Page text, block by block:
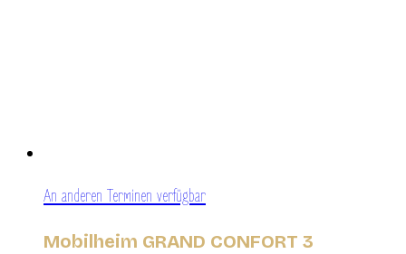
An anderen Terminen verfügbar
Mobilheim GRAND CONFORT 3